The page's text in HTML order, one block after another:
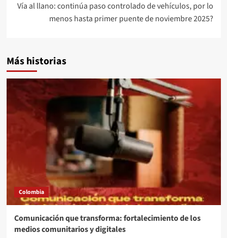
Vía al llano: continúa paso controlado de vehículos, por lo
menos hasta primer puente de noviembre 2025?
Más historias
Colombia
Comunicación que transforma: fortalecimiento de los
medios comunitarios y digitales